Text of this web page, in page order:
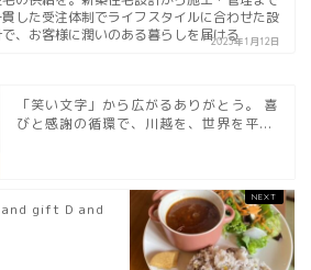
貫した受注体制でライフスタイルに合わせた設
で、お客様に潤いのある暮らしを届ける2023年1月12日
「笑い文字」から広がるありがとう。 喜
びと感謝の循環で、川越を、世界を平...
and gift D and